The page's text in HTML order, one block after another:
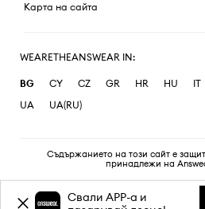
Карта на сайта
WEARETHEANSWEAR IN:
BG CY CZ GR HR HU IT
UA
UA(RU)
Съдържанието на този сайт е
принадлежи на
Свали APP-a и